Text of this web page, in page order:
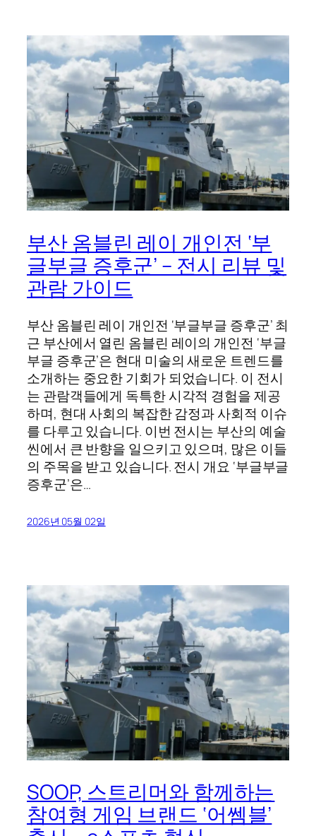
부산 옴블린 레이 개인전 ‘부
글부글 증후군’ – 전시 리뷰 및
관람 가이드
부산 옴블린 레이 개인전 ‘부글부글 증후군’ 최
근 부산에서 열린 옴블린 레이의 개인전 ‘부글
부글 증후군’은 현대 미술의 새로운 트렌드를
소개하는 중요한 기회가 되었습니다. 이 전시
는 관람객들에게 독특한 시각적 경험을 제공
하며, 현대 사회의 복잡한 감정과 사회적 이슈
를 다루고 있습니다. 이번 전시는 부산의 예술
씬에서 큰 반향을 일으키고 있으며, 많은 이들
의 주목을 받고 있습니다. 전시 개요 ‘부글부글
증후군’은…
2026년 05월 02일
SOOP, 스트리머와 함께하는
참여형 게임 브랜드 ‘어쎔블’